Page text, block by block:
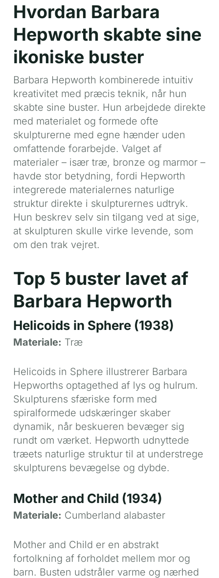
Hvordan Barbara
Hepworth skabte sine
ikoniske buster
Barbara Hepworth kombinerede intuitiv
kreativitet med præcis teknik, når hun
skabte sine buster. Hun arbejdede direkte
med materialet og formede ofte
skulpturerne med egne hænder uden
omfattende forarbejde. Valget af
materialer – især træ, bronze og marmor –
havde stor betydning, fordi Hepworth
integrerede materialernes naturlige
struktur direkte i skulpturernes udtryk.
Hun beskrev selv sin tilgang ved at sige,
at skulpturen skulle virke levende, som
om den trak vejret.
Top 5 buster lavet af
Barbara Hepworth
Helicoids in Sphere (1938)
Materiale: Træ
Helicoids in Sphere illustrerer Barbara
Hepworths optagethed af lys og hulrum.
Skulpturens sfæriske form med
spiralformede udskæringer skaber
dynamik, når beskueren bevæger sig
rundt om værket. Hepworth udnyttede
træets naturlige struktur til at understrege
skulpturens bevægelse og dybde.
Mother and Child (1934)
Materiale: Cumberland alabaster
Mother and Child er en abstrakt
fortolkning af forholdet mellem mor og
barn. Busten udstråler varme og nærhed